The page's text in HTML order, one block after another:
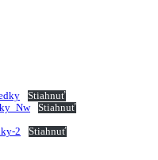
Stiahnuť
Stiahnuť
2
Stiahnuť